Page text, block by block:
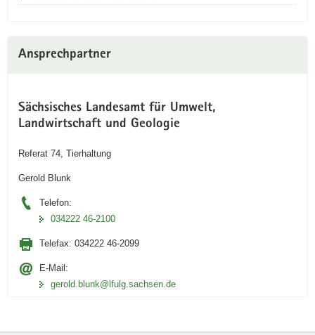
Ansprechpartner
Sächsisches Landesamt für Umwelt,
Landwirtschaft und Geologie
Referat 74, Tierhaltung
Gerold Blunk
Telefon:
034222 46-2100
Telefax: 034222 46-2099
E-Mail:
gerold.blunk@lfulg.sachsen.de